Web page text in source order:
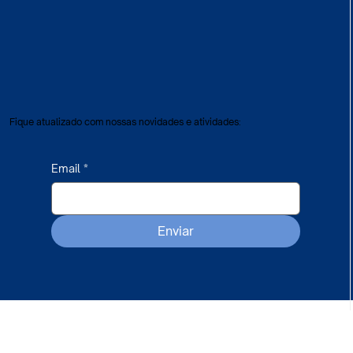
Fique atualizado com nossas novidades e atividades:
Email *
Enviar